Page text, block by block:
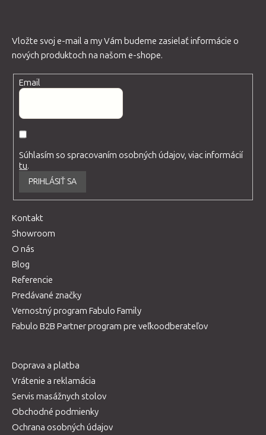
Vložte svoj e-mail a my Vám budeme zasielať informácie o
nových produktoch na našom e-shope.
Email
Súhlasím so spracovaním osobných údajov, viac informácií
tu.
PRIHLÁSIŤ SA
Kontakt
Showroom
O nás
Blog
Referencie
Predávané značky
Vernostný program Fabulo Family
Fabulo B2B Partner program pre veľkoodberateľov
Doprava a platba
Vrátenie a reklamácia
Servis masážnych stolov
Obchodné podmienky
Ochrana osobných údajov